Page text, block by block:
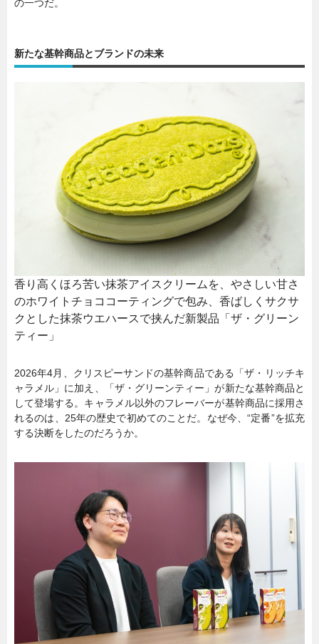
の一つだ。
新たな基幹商品とブランドの未来
香り高くほろ苦い抹茶アイスクリームを、やさしい甘さ
のホワイトチョココーティングで包み、香ばしくサクサ
クとした抹茶ウエハースで挟んだ新製品「ザ・グリーン
ティー」
2026年4月、クリスピーサンドの基幹商品である「ザ・リッチキ
ャラメル」に加え、「ザ・グリーンティー」が新たな基幹商品と
して登場する。キャラメル以外のフレーバーが基幹商品に採用さ
れるのは、25年の歴史で初めてのことだ。なぜ今、“定番”を拡充
する決断をしたのだろうか。